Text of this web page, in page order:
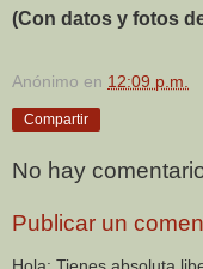
(Con datos y fotos
Anónimo en 12:09 p.m.
Compartir
No hay
Publicar un